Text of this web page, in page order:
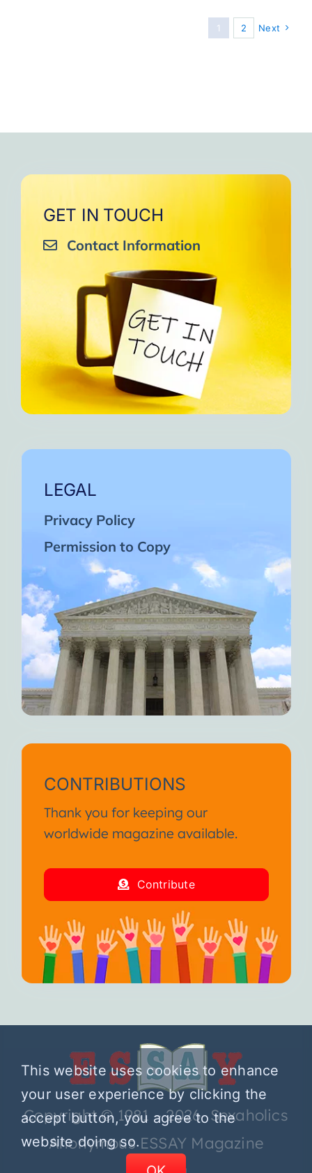
1 2 Next
GET IN TOUCH
Contact Information
LEGAL
Privacy Policy
Permission to Copy
CONTRIBUTIONS
Thank you for keeping our
worldwide magazine available.
Contribute
Copyright © 1981 – 2026 Sexaholics
Anonymous ESSAY Magazine
This website uses cookies to enhance
your user experience by clicking the
accept button, you agree to the
website doing so.